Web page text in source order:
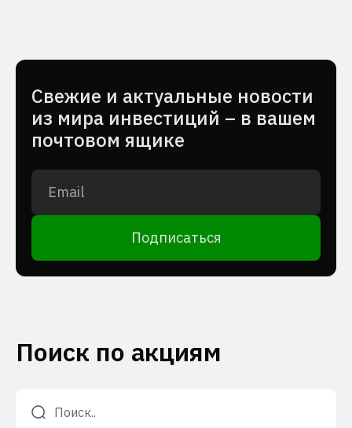
Cвежие и актуальные новости
из мира инвестиций – в вашем
почтовом ящике
Подписаться
Поиск по акциям